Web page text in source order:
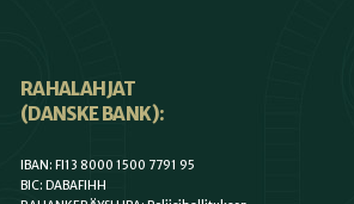
RAHALAHJAT
(DANSKE BANK):
IBAN: FI13 8000 1500 7791 95
BIC: DABAFIHH